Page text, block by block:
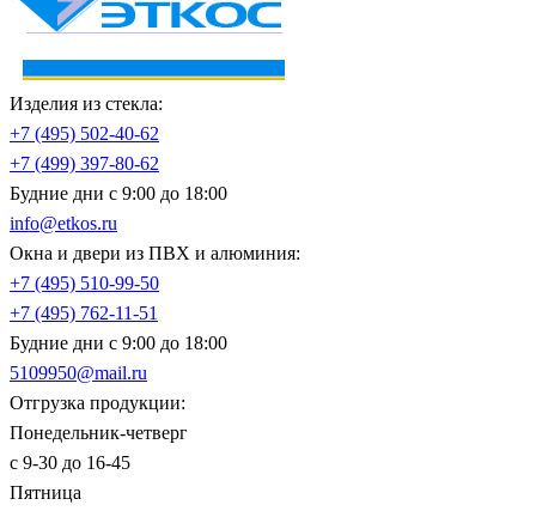
Изделия из стекла:
+7 (495) 502-40-62
+7 (499) 397-80-62
Будние дни с 9:00 до 18:00
info@etkos.ru
Окна и двери из ПВХ и алюминия:
+7 (495) 510-99-50
+7 (495) 762-11-51
Будние дни с 9:00 до 18:00
5109950@mail.ru
Отгрузка продукции:
Понедельник-четверг
с 9-30 до 16-45
Пятница